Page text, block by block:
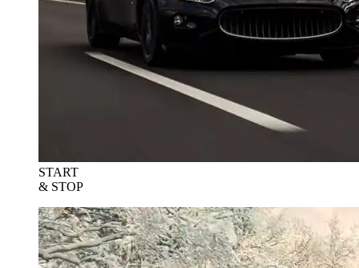
START
& STOP